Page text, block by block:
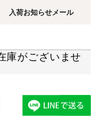
入荷お知らせメール
庫がございませ